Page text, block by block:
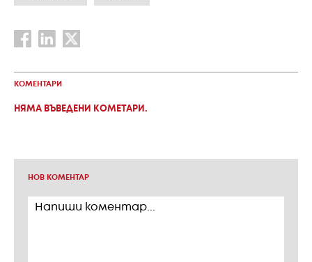
КОМЕНТАРИ
НЯМА ВЪВЕДЕНИ КОМЕТАРИ.
НОВ КОМЕНТАР